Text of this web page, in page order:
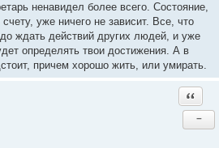
ненавидел более всего. Состояние,
уже ничего не зависит. Все, что
ждать действий других людей, и уже
определять твои достижения. А в
причем хорошо жить, или умирать.
−